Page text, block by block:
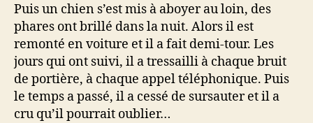
Puis un chien s’est mis à aboyer au loin, des
phares ont brillé dans la nuit. Alors il est
remonté en voiture et il a fait demi-tour. Les
jours qui ont suivi, il a tressailli à chaque bruit
de portière, à chaque appel téléphonique. Puis
le temps a passé, il a cessé de sursauter et il a
cru qu’il pourrait oublier…